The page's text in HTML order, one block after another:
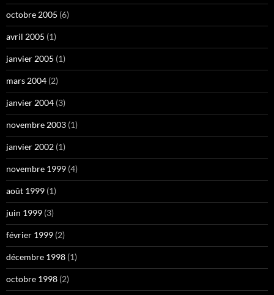
octobre 2005 (6)
avril 2005 (1)
janvier 2005 (1)
mars 2004 (2)
janvier 2004 (3)
novembre 2003 (1)
janvier 2002 (1)
novembre 1999 (4)
août 1999 (1)
juin 1999 (3)
février 1999 (2)
décembre 1998 (1)
octobre 1998 (2)